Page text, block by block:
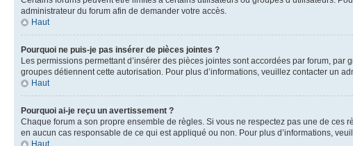
administrateur du forum afin de demander votre accès.
Haut
Pourquoi ne puis-je pas insérer de pièces jointes ?
Les permissions permettant d’insérer des pièces jointes sont accordées par forum,
groupes détiennent cette autorisation. Pour plus d’informations, veuillez contacter un
Haut
Pourquoi ai-je reçu un avertissement ?
Chaque forum a son propre ensemble de règles. Si vous ne respectez pas une de ces
en aucun cas responsable de ce qui est appliqué ou non. Pour plus d’informations,
Haut